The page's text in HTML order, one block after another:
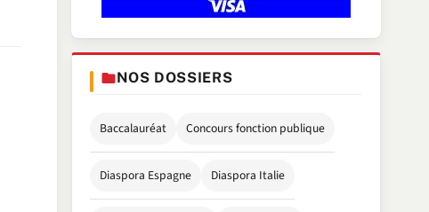
NOS DOSSIERS
Baccalauréat Concours fonction publique
Diaspora Espagne Diaspora Italie